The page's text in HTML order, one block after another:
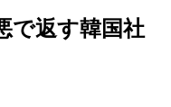
で返す韓国社